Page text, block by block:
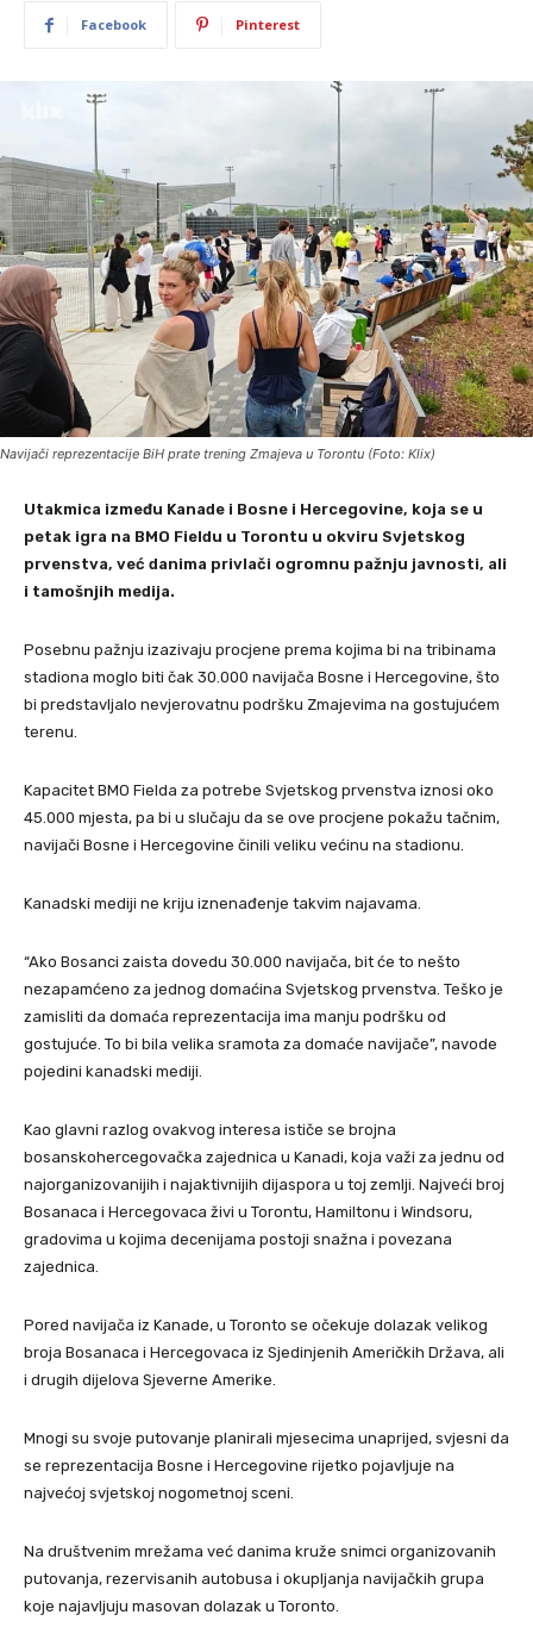
Facebook Pinterest
Navijači reprezentacije BiH prate trening Zmajeva u Torontu (Foto: Klix)
Utakmica između Kanade i Bosne i Hercegovine, koja se u
petak igra na BMO Fieldu u Torontu u okviru Svjetskog
prvenstva, već danima privlači ogromnu pažnju javnosti, ali
i tamošnjih medija.
Posebnu pažnju izazivaju procjene prema kojima bi na tribinama
stadiona moglo biti čak 30.000 navijača Bosne i Hercegovine, što
bi predstavljalo nevjerovatnu podršku Zmajevima na gostujućem
terenu.
Kapacitet BMO Fielda za potrebe Svjetskog prvenstva iznosi oko
45.000 mjesta, pa bi u slučaju da se ove procjene pokažu tačnim,
navijači Bosne i Hercegovine činili veliku većinu na stadionu.
Kanadski mediji ne kriju iznenađenje takvim najavama.
“Ako Bosanci zaista dovedu 30.000 navijača, bit će to nešto
nezapamćeno za jednog domaćina Svjetskog prvenstva. Teško je
zamisliti da domaća reprezentacija ima manju podršku od
gostujuće. To bi bila velika sramota za domaće navijače”, navode
pojedini kanadski mediji.
Kao glavni razlog ovakvog interesa ističe se brojna
bosanskohercegovačka zajednica u Kanadi, koja važi za jednu od
najorganizovanijih i najaktivnijih dijaspora u toj zemlji. Najveći broj
Bosanaca i Hercegovaca živi u Torontu, Hamiltonu i Windsoru,
gradovima u kojima decenijama postoji snažna i povezana
zajednica.
Pored navijača iz Kanade, u Toronto se očekuje dolazak velikog
broja Bosanaca i Hercegovaca iz Sjedinjenih Američkih Država, ali
i drugih dijelova Sjeverne Amerike.
Mnogi su svoje putovanje planirali mjesecima unaprijed, svjesni da
se reprezentacija Bosne i Hercegovine rijetko pojavljuje na
najvećoj svjetskoj nogometnoj sceni.
Na društvenim mrežama već danima kruže snimci organizovanih
putovanja, rezervisanih autobusa i okupljanja navijačkih grupa
koje najavljuju masovan dolazak u Toronto.